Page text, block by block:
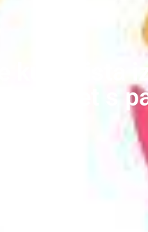
kursiljista
te susret s